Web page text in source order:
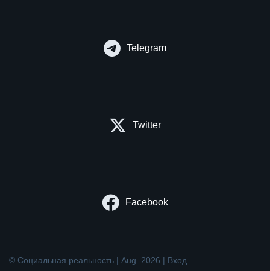
Telegram
Twitter
Facebook
© Социальная реальность | Aug. 2026 | Вход